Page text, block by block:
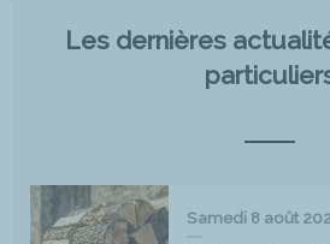
Les dernières
Samedi 8 août